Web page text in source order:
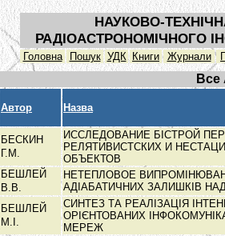
НАУКОВО-
РАДІОАСТРОНОМІЧНОГО
Головна Пошук УДК Книги Журнали
Все
Автор Назва
БЕСКИН
Г.М.
ИССЛЕДОВАНИЕ БІСТРОЙ
РЕЛЯТИВИСТСКИХ И
ОБЪЕКТОВ
БЕШЛЕЙ
В.В.
НЕТЕПЛОВОЕ
АДІАБАТИЧНИХ ЗАЛИШКІВ
БЕШЛЕЙ
М.І.
СИНТЕЗ ТА РЕАЛІЗАЦІЯ
ОРІЄНТОВАНИХ
МЕРЕЖ